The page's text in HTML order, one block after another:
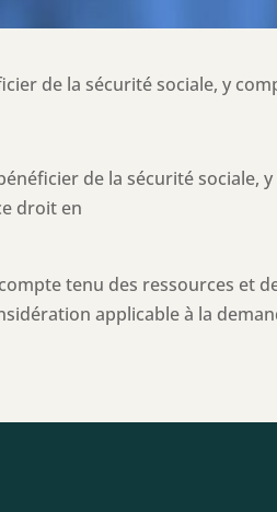
de la sécurité sociale, y
de la sécurité sociale,
droit en
tenu des ressources et
applicable à la